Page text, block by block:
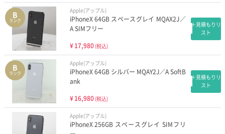
B
ランク
Apple(アップル)
iPhoneX 64GB スペースグレイ MQAX2J／
A SIMフリー
¥17,980 (税込)
＋見積もりリ
スト
B
ランク
Apple(アップル)
iPhoneX 64GB シルバー MQAY2J／A SoftB
ank
¥16,980 (税込)
＋見積もりリ
スト
Apple(アップル)
iPhoneX 256GB スペースグレイ SIMフリ